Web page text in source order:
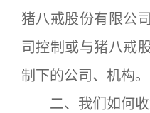
猪八戒股份有限公
司控制或与猪八戒
制下的公司、机构。
二、我们如何收